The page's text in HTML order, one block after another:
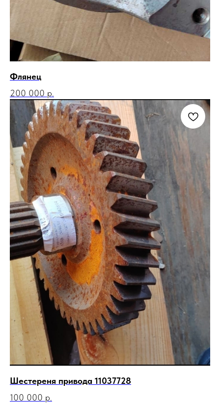
Флянец
200 000 р.
Шестереня привода 11037728
100 000 р.